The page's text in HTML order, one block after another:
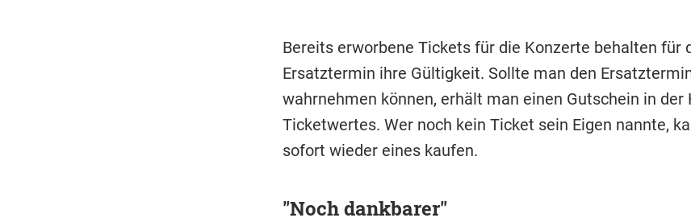
Bereits erworbene Tickets für die Konzerte behalten für
Ersatztermin ihre Gültigkeit. Sollte man den
wahrnehmen können, erhält man einen Gutschein in der
Ticketwertes. Wer noch kein Ticket sein Eigen nannte,
sofort wieder eines kaufen.
"Noch dankbarer"